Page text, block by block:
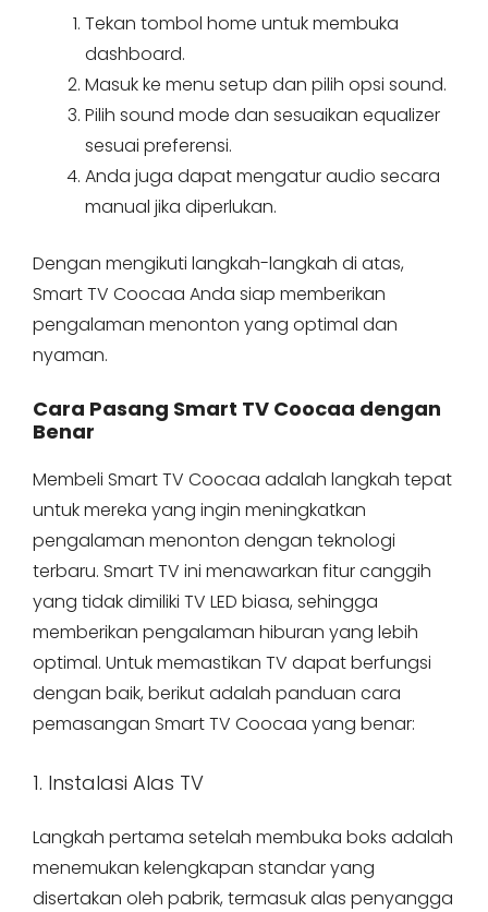
Tekan tombol home untuk membuka
dashboard.
Masuk ke menu setup dan pilih opsi sound.
Pilih sound mode dan sesuaikan equalizer
sesuai preferensi.
Anda juga dapat mengatur audio secara
manual jika diperlukan.
Dengan mengikuti langkah-langkah di atas,
Smart TV Coocaa Anda siap memberikan
pengalaman menonton yang optimal dan
nyaman.
Cara Pasang Smart TV Coocaa dengan
Benar
Membeli Smart TV Coocaa adalah langkah tepat
untuk mereka yang ingin meningkatkan
pengalaman menonton dengan teknologi
terbaru. Smart TV ini menawarkan fitur canggih
yang tidak dimiliki TV LED biasa, sehingga
memberikan pengalaman hiburan yang lebih
optimal. Untuk memastikan TV dapat berfungsi
dengan baik, berikut adalah panduan cara
pemasangan Smart TV Coocaa yang benar:
1. Instalasi Alas TV
Langkah pertama setelah membuka boks adalah
menemukan kelengkapan standar yang
disertakan oleh pabrik, termasuk alas penyangga